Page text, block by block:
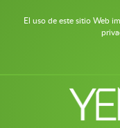
El uso de este sitio Web